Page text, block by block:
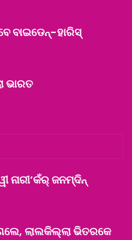
ବାଇଡେନ୍‌-ହାରିସ୍‌
ଭାରତ
ନାରୀ’କଁର୍ ଜନମ୍‌ଦିନ୍
ଲାଲକିଲ୍ଲା ଭିତରକେ